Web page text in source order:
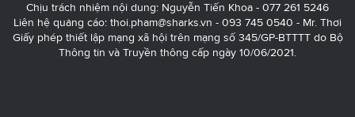
Chịu trách nhiệm nội dung: Nguyễn Tiến Khoa - 077 261 5246
Liên hệ quảng cáo: thoi.pham@sharks.vn - 093 745 0540 - Mr. Thơi
Giấy phép thiết lập mạng xã hội trên mạng số 345/GP-BTTTT do Bộ
Thông tin và Truyền thông cấp ngày 10/06/2021.